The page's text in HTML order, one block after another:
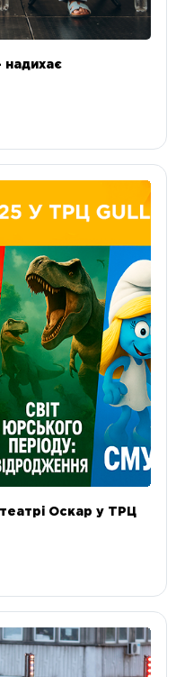
надихає
Оскар у ТРЦ